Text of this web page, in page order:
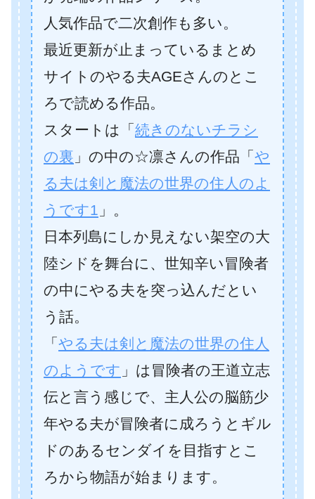
人気作品で二次創作も多い。
最近更新が止まっているまとめ
サイトのやる夫AGEさんのとこ
ろで読める作品。
スタートは「 続きのないチラシ
の裏 」の中の☆凛さんの作品「 や
る夫は剣と魔法の世界の住人のよ
うです1 」。
日本列島にしか見えない架空の大
陸シドを舞台に、世知辛い冒険者
の中にやる夫を突っ込んだとい
う話。
「 やる夫は剣と魔法の世界の住人
のようです 」は冒険者の王道立志
伝と言う感じで、主人公の脳筋少
年やる夫が冒険者に成ろうとギル
ドのあるセンダイを目指すとこ
ろから物語が始まります。